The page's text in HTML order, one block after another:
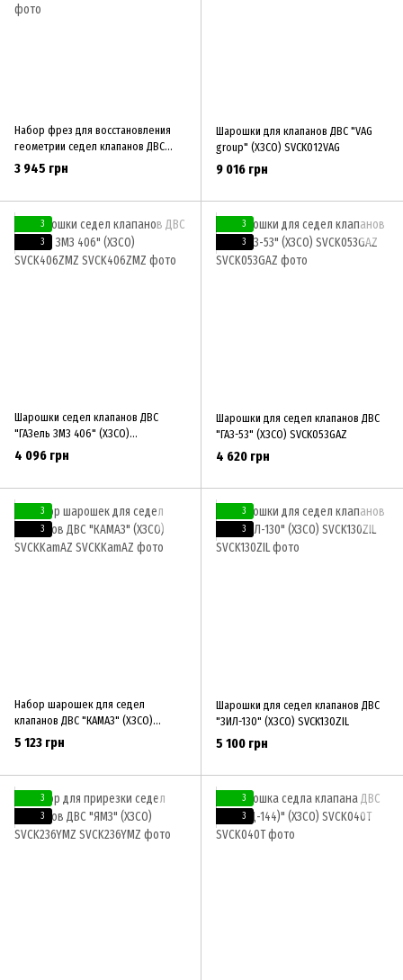
Набор фрез для восстановления
геометрии седел клапанов ДВС
"AVEO 16кл." (ХЗСО) SVCKAVEO16V
3 945 грн
Шарошки для клапанов ДВС "VAG
group" (ХЗСО) SVCK012VAG
9 016 грн
3
3
Шарошки седел клапанов ДВС
"ГАЗель ЗМЗ 406" (ХЗСО)
SVCK406ZMZ
4 096 грн
3
3
Шарошки для седел клапанов ДВС
"ГАЗ-53" (ХЗСО) SVCK053GAZ
4 620 грн
3
3
Набор шарошек для седел
клапанов ДВС "КАМАЗ" (ХЗСО)
SVCKKamAZ
5 123 грн
3
3
Шарошки для седел клапанов ДВС
"ЗИЛ-130" (ХЗСО) SVCK130ZIL
5 100 грн
3
3
3
3